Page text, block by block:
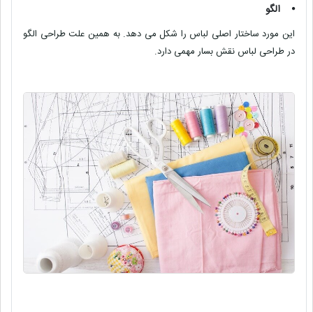
⦁ الگو
این مورد ساختار اصلی لباس را شکل می دهد. به همین علت طراحی الگو
در طراحی لباس نقش بسار مهمی دارد.